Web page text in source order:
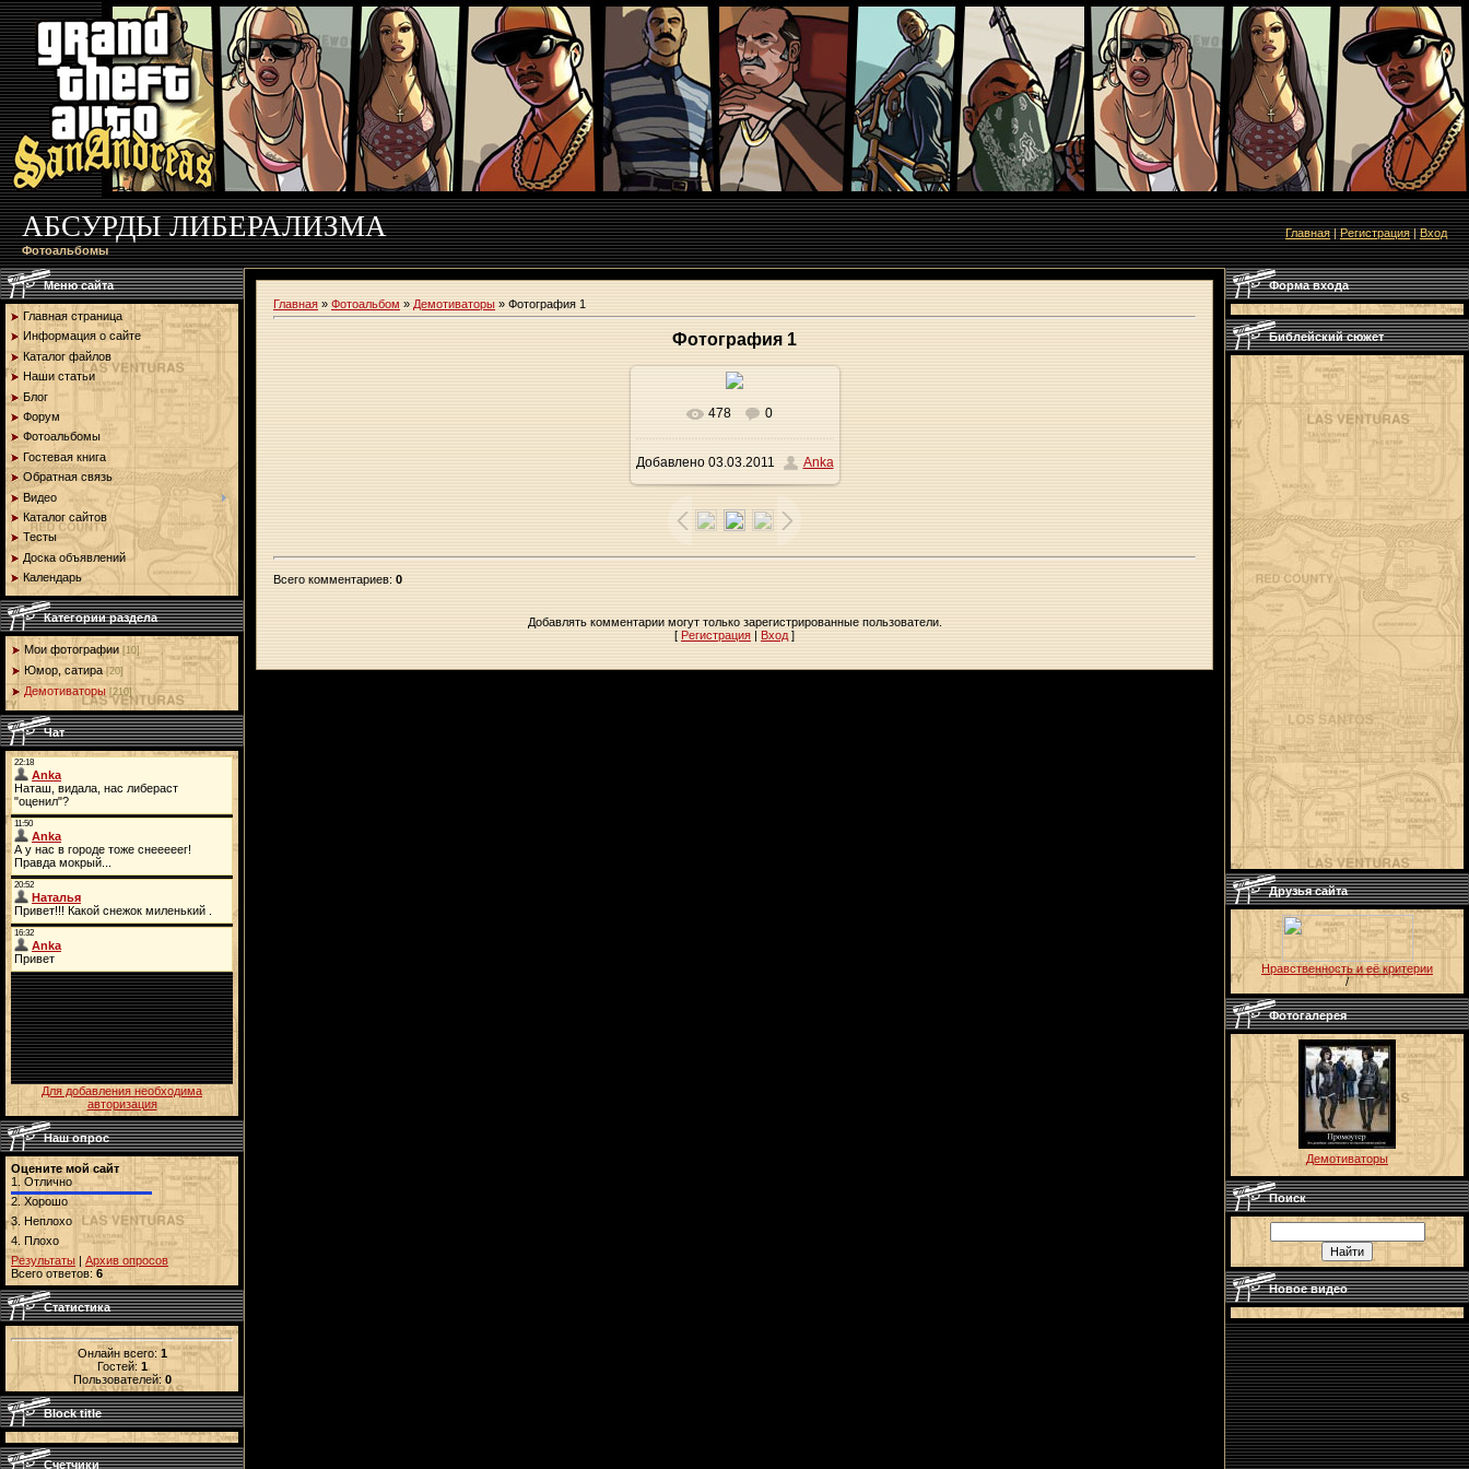
АБСУРДЫ ЛИБЕРАЛИЗМА
Фотоальбомы
Главная|Регистрация|Вход
Меню сайта
Главная страница
Информация о сайте
Каталог файлов
Наши статьи
Блог
Форум
Фотоальбомы
Гостевая книга
Обратная связь
Видео
Каталог сайтов
Тесты
Доска объявлений
Календарь
Категории раздела
Мои фотографии [10]
Юмор, сатира [20]
Демотиваторы [210]
Чат
Для добавления необходима
авторизация
Наш опрос
Оцените мой сайт
1. Отлично
2.Хорошо
3. Неплохо
4. Плохо
Результаты
Архив опросов
Всего ответов: 6
Статистика
Онлайн всего:1
Гостей: 1
Пользователей: 0
Block title
Счетчики
Главная » Фотоальбом » Демотиваторы » Фотография 1
Фотография 1
В реальном размере
550x456/ 41.6Kb
478 0
Добавлено03.03.2011 Anka
Всего комментариев: 0
Добавлять комментарии могут только зарегистрированные пользователи.
[ Регистрация | Вход ]
Форма входа
Библейский сюжет
Друзья сайта
Нравственность и её критерии
/
Фотогалерея
Демотиваторы
Поиск
Новое видео